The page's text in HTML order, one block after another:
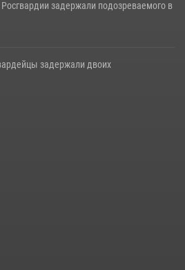
задержали подозреваемого в
задержали двоих